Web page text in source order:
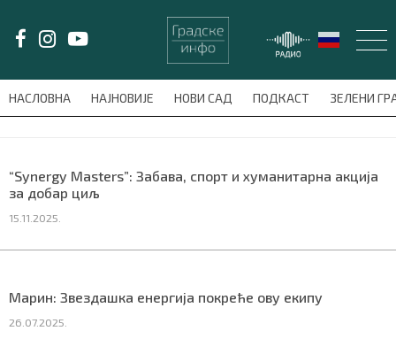
НАСЛОВНА НАЈНОВИЈЕ НОВИ САД ПОДКАСТ ЗЕЛЕНИ
meni'); $this_item = current( wp_filter_object_list(
“Synergy Masters”: Забава, спорт и хуманитарна акција
за добар циљ
15.11.2025.
Марин: Звездашка енергија покреће ову екипу
26.07.2025.
LAT/ЋИР
НАЈНОВИЈЕ
НОВИ САД
ПОДКАСТ